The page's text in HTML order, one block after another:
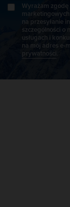
Wyrażam
na przesyłanie
szczególności o
usługach i
na mój adres e-
prywatności.